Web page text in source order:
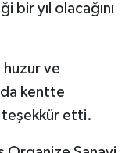
yıl olacağını
huzur ve
kentte
teşekkür etti.